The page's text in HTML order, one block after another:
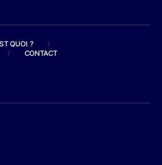
QUOI ?
/
/ CONTACT